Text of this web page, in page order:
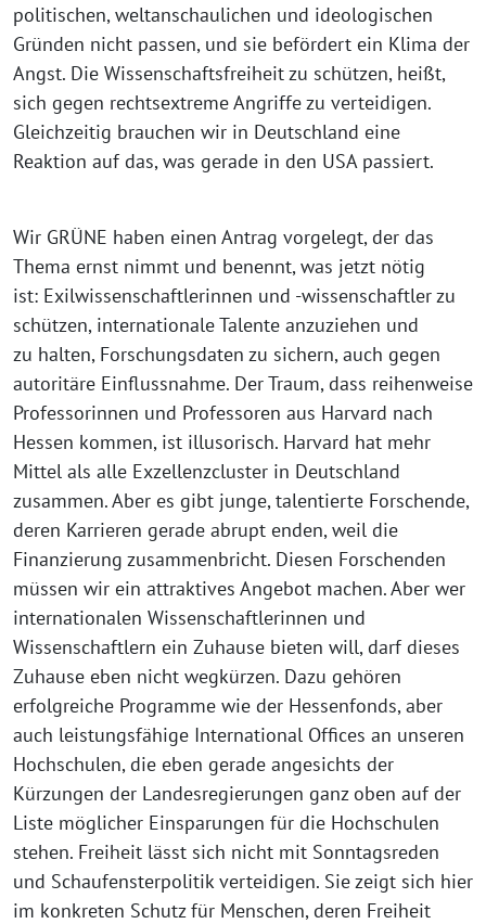
politischen, weltanschaulichen und ideologischen
Gründen nicht passen, und sie befördert ein Klima der
Angst. Die Wissenschaftsfreiheit zu schützen, heißt,
sich gegen rechtsextreme Angriffe zu verteidigen.
Gleichzeitig brauchen wir in Deutschland eine
Reaktion auf das, was gerade in den USA passiert.
Wir GRÜNE haben einen Antrag vorgelegt, der das
Thema ernst nimmt und benennt, was jetzt nötig
ist: Exilwissenschaftlerinnen und -wissenschaftler zu
schützen, internationale Talente anzuziehen und
zu halten, Forschungsdaten zu sichern, auch gegen
autoritäre Einflussnahme. Der Traum, dass reihenweise
Professorinnen und Professoren aus Harvard nach
Hessen kommen, ist illusorisch. Harvard hat mehr
Mittel als alle Exzellenzcluster in Deutschland
zusammen. Aber es gibt junge, talentierte Forschende,
deren Karrieren gerade abrupt enden, weil die
Finanzierung zusammenbricht. Diesen Forschenden
müssen wir ein attraktives Angebot machen. Aber wer
internationalen Wissenschaftlerinnen und
Wissenschaftlern ein Zuhause bieten will, darf dieses
Zuhause eben nicht wegkürzen. Dazu gehören
erfolgreiche Programme wie der Hessenfonds, aber
auch leistungsfähige International Offices an unseren
Hochschulen, die eben gerade angesichts der
Kürzungen der Landesregierungen ganz oben auf der
Liste möglicher Einsparungen für die Hochschulen
stehen. Freiheit lässt sich nicht mit Sonntagsreden
und Schaufensterpolitik verteidigen. Sie zeigt sich hier
im konkreten Schutz für Menschen, deren Freiheit